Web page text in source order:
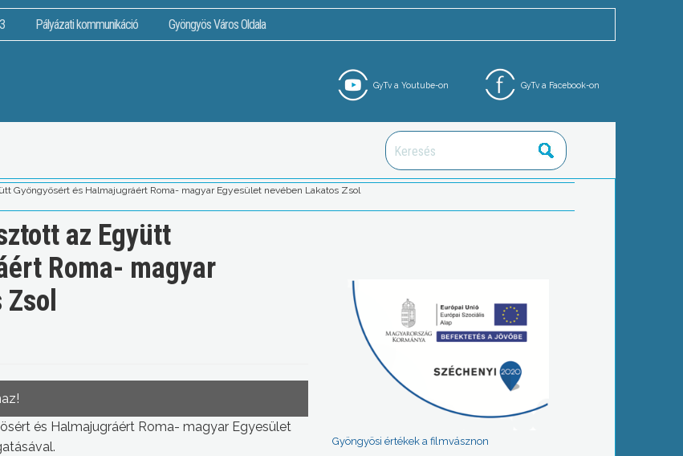
Pályázati kommunikáció Gyöngyös Város Oldala
GyTv a Facebook-on
GyTv a Youtube-on
Gyöngyösért és Halmajugráért Roma- magyar Egyesület nevében Lakatos Zsol
az Együtt
Roma- magyar
és Halmajugráért Roma- magyar Egyesület
Gyöngyösi értékek a filmvásznon